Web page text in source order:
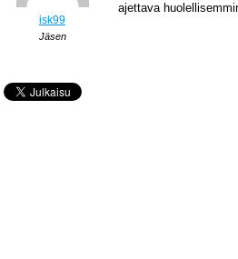
isk99
Jäsen
ajettava